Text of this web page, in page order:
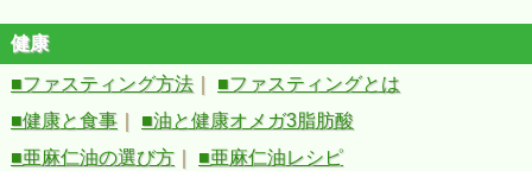
健康
■ファスティング方法
■ファスティングとは
■健康と食事
■油と健康オメガ3脂肪酸
■亜麻仁油の選び方
■亜麻仁油レシピ